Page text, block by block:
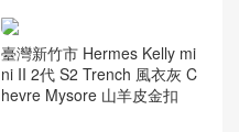
臺灣新竹市 Hermes Kelly mi
ni II 2代 S2 Trench 風衣灰 C
hevre Mysore 山羊皮金扣